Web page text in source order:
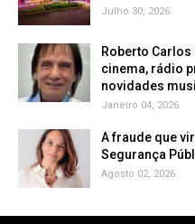
Julho 30, 2026
Roberto
cinema, rádio
novidades
Janeiro 04, 2026
A fraude que
Segurança
Agosto 02, 2026